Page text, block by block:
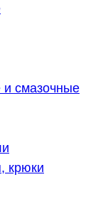
смазочные
крюки